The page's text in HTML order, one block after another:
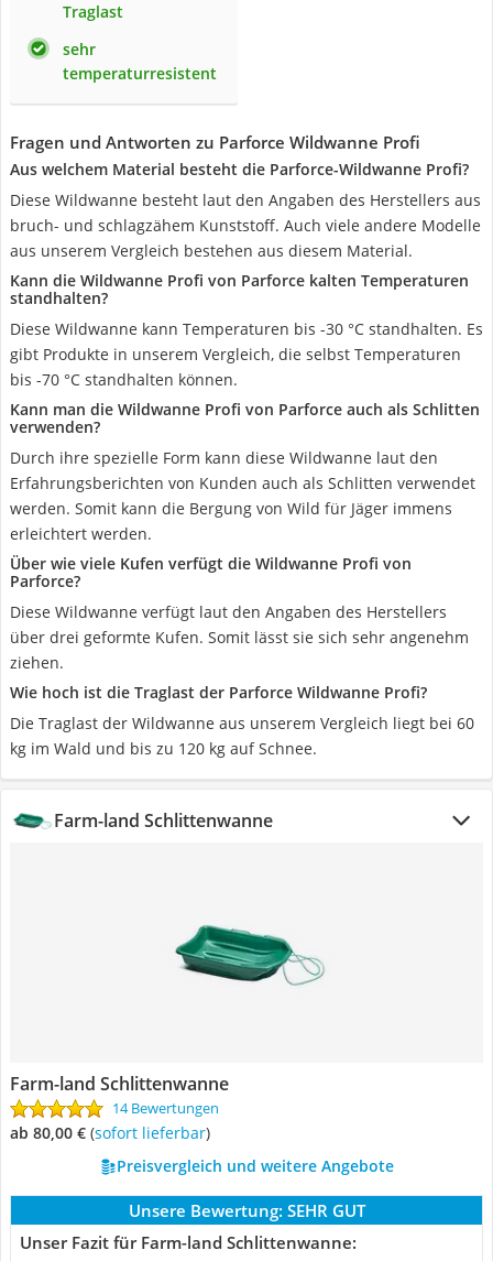
Traglast
sehr
temperaturresistent
Fragen und Antworten zu Parforce Wildwanne Profi
Aus welchem Material besteht die Parforce-Wildwanne Profi?
Diese Wildwanne besteht laut den Angaben des Herstellers aus
bruch- und schlagzähem Kunststoff. Auch viele andere Modelle
aus unserem Vergleich bestehen aus diesem Material.
Kann die Wildwanne Profi von Parforce kalten Temperaturen
standhalten?
Diese Wildwanne kann Temperaturen bis -30 °C standhalten. Es
gibt Produkte in unserem Vergleich, die selbst Temperaturen
bis -70 °C standhalten können.
Kann man die Wildwanne Profi von Parforce auch als Schlitten
verwenden?
Durch ihre spezielle Form kann diese Wildwanne laut den
Erfahrungsberichten von Kunden auch als Schlitten verwendet
werden. Somit kann die Bergung von Wild für Jäger immens
erleichtert werden.
Über wie viele Kufen verfügt die Wildwanne Profi von
Parforce?
Diese Wildwanne verfügt laut den Angaben des Herstellers
über drei geformte Kufen. Somit lässt sie sich sehr angenehm
ziehen.
Wie hoch ist die Traglast der Parforce Wildwanne Profi?
Die Traglast der Wildwanne aus unserem Vergleich liegt bei 60
kg im Wald und bis zu 120 kg auf Schnee.
Farm-land Schlittenwanne
Farm-land Schlittenwanne
14 Bewertungen
ab 80,00 € ( Sofort lieferbar)
Preisvergleich und weitere Angebote
Unsere Bewertung: SEHR GUT
Unser Fazit für Farm-land Schlittenwanne: